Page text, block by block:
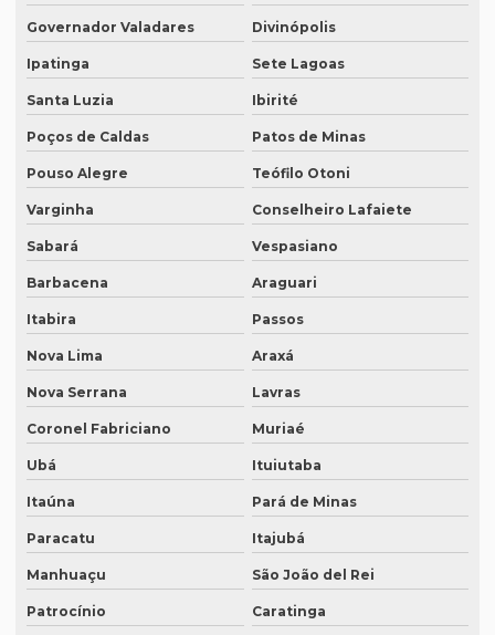
Empresa de tradução em ingles
Empresa tradução japonês
Empresa de tradução juramentada
Empresa de tradução juramentada para diplomas
Empresa de tradução juramentada para diplomas em brasília
Empresa de tradução juramentada para diplomas em porto
alegre
Empresa de tradução juramentada em inglês em campinas
Empresa de tradução juramentada em inglês em sp
Empresa de tradução juramentada em italiano
Empresa de tradução juramentada em italiano em curitiba
Empresa de tradução juramentada em italiano em fortaleza
Empresa de tradução juramentada rj
Empresa de tradução juramentada sp
Empresa de tradução e legendagem
Governador Valadares Divinópolis
Ipatinga Sete Lagoas
Santa Luzia Ibirité
Poços de Caldas Patos de Minas
Pouso Alegre Teófilo Otoni
Varginha Conselheiro Lafaiete
Sabará Vespasiano
Barbacena Araguari
Itabira Passos
Nova Lima Araxá
Nova Serrana Lavras
Coronel Fabriciano Muriaé
Ubá Ituiutaba
Itaúna Pará de Minas
Paracatu Itajubá
Manhuaçu São João del Rei
Patrocínio Caratinga